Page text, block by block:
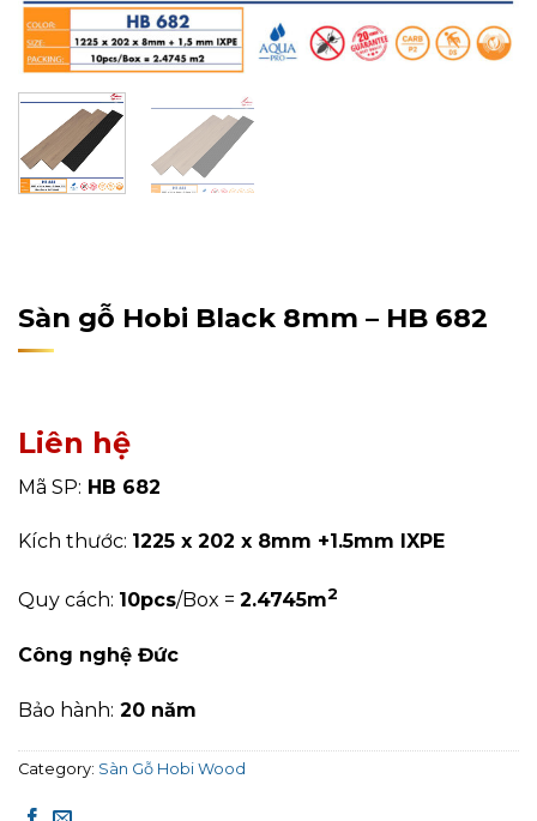
Sàn gỗ Hobi Black 8mm – HB 682
Liên hệ
Mã SP: HB 682
Kích thước: 1225 x 202 x 8mm +1.5mm IXPE
Quy cách: 10pcs/Box = 2.4745m2
Công nghệ Đức
Bảo hành: 20 năm
Category: Sàn Gỗ Hobi Wood